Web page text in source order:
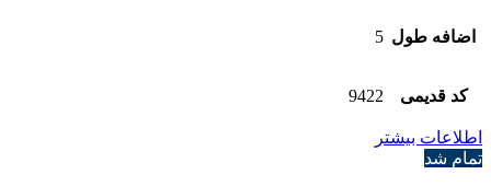
اضافه طول 5
کد قدیمی 9422
اطلاعات بیشتر
تمام شد